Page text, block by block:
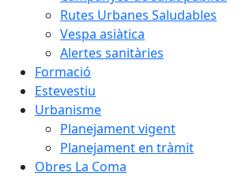
Rutes Urbanes Saludables
Vespa asiàtica
Alertes sanitàries
Formació
Estevestiu
Urbanisme
Planejament vigent
Planejament en tràmit
Obres La Coma